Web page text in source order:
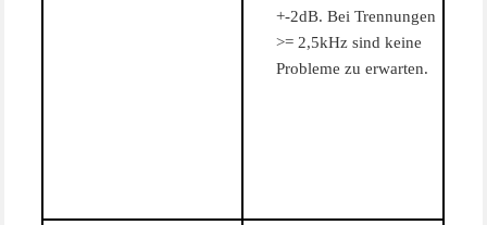
+-2dB. Bei Trennungen
>= 2,5kHz sind keine
Probleme zu erwarten.